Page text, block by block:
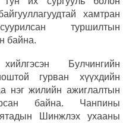
хамтран
туршилтын
байна.
Булчингийн
гурван хүүхдийн
нэг жилийн ажиглалтын
байна. Чанпины
Шинжлэх ухааны